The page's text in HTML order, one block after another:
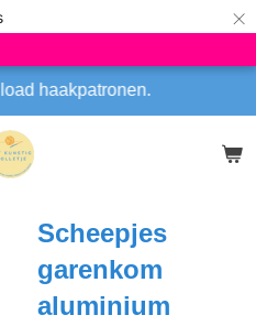
×
haakpatronen.
Scheepjes
garenkom
aluminium